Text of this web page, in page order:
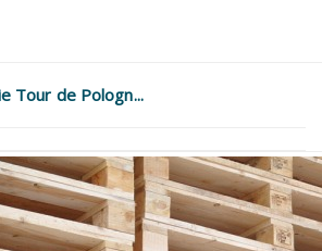
Tour de Pologn...